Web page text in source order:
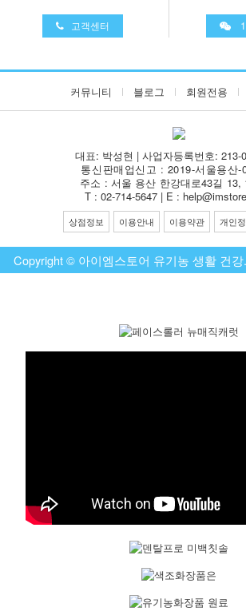
고객센터
커뮤니티 블로그 회원전용
대표: 박성현 | 사업자등록번호: 213-
통신판매업신고 : 2019-서울용산-
주소 : 서울 용산 한강대로43길 13,
T : 02-714-5647 | E :
상점정보 이용안내 이용약관 개인
Copyright © 아이엠스토어 유기농 생활 건강